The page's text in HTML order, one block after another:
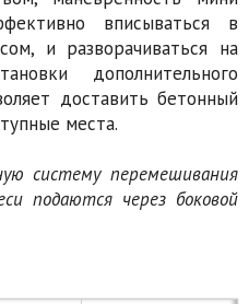
вписываться в
и разворачиваться на
дополнительного
доставить бетонный
места.
систему перемешивания
подаются через боковой